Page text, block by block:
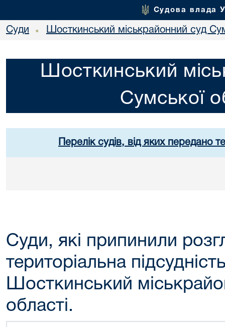
Судова влада
Суди • Шосткинський міськрайонний суд
Шосткинський
Сумської
Перелік судів, від яких передано
Суди, які припинили
територіальна
Шосткинський
області.